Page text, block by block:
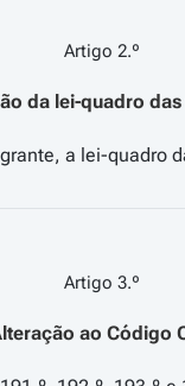
Artigo 2.º
da lei-quadro
Artigo 3.º
ao Código